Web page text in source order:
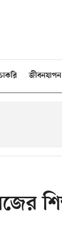
জীবনযাপন